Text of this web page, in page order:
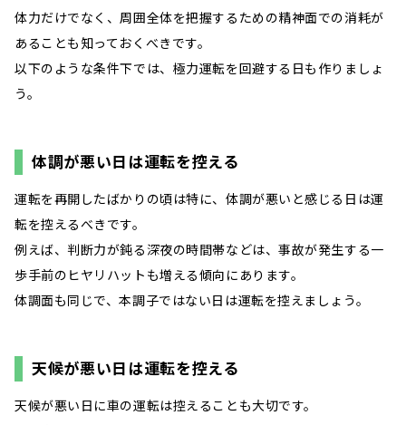
体力だけでなく、周囲全体を把握するための精神面での消耗が
あることも知っておくべきです。
以下のような条件下では、極力運転を回避する日も作りましょ
う。
体調が悪い日は運転を控える
運転を再開したばかりの頃は特に、体調が悪いと感じる日は運
転を控えるべきです。
例えば、判断力が鈍る深夜の時間帯などは、事故が発生する一
歩手前のヒヤリハットも増える傾向にあります。
体調面も同じで、本調子ではない日は運転を控えましょう。
天候が悪い日は運転を控える
天候が悪い日に車の運転は控えることも大切です。